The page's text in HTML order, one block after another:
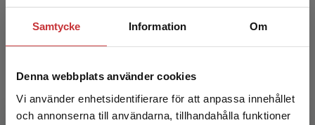
Samtycke Information Om
Denna webbplats använder cookies
Vi använder enhetsidentifierare för att anpassa innehållet
och annonserna till användarna, tillhandahålla funktioner
Klassisk och modern samhällsteori
Andersen, H - Kaspersen, L B (red.)
Exkl. moms: 468 kr